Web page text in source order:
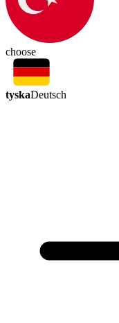
choose
tyskaDeutsch